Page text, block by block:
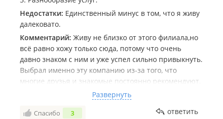
Недостатки: Единственный минус в том, что я живу
далековато.
Комментарий: Живу не близко от этого филиала,но
всё равно хожу только сюда, потому что очень
давно знаком с ним и уже успел сильно привыкнуть.
Выбрал именно эту компанию из-за того, что
многие друзья и знакомые постоянно рекомендуют.
Чаще всего делаю копии документов или
распечатки фотографий. Только недавно узнал о
том, что можно также сделать фотографию на
Развернуть
Спасибо 3 ответить